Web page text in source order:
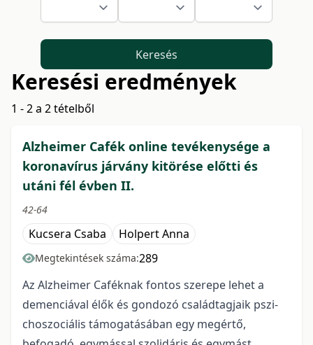
Keresés
Keresési eredmények
1 - 2 a 2 tételből
Alzheimer Cafék online tevékenysége a
koronavírus járvány kitörése előtti és
utáni fél évben II.
42-64
Kucsera Csaba Holpert Anna
Megtekintések száma:289
Az Alzheimer Caféknak fontos szerepe lehet a
demenciával élők és gondozó családtagjaik pszi­
choszociális támogatásában egy megértő,